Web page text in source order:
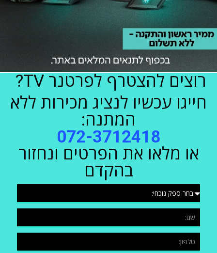
רוצים להצטרף לפרטנר TV?
חייגו עכשיו לנציג מכירות ללא
המתנה:
072-3712418
או מלאו את הפרטים ונחזור
בהקדם